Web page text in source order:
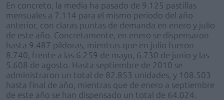
En concreto, la media ha pasado de 9.125 pastillas
mensuales a 7.114 para el mismo periodo del año
anterior, con claras puntas de demanda en enero y julio
de este año. Concretamente, en enero se dispensaron
hasta 9.487 píldoras, mientras que en julio fueron
8.740, frente a las 6.259 de mayo, 6.730 de junio y las
5.608 de agosto. Hasta septiembre de 2010 se
administraron un total de 82.853 unidades, y 108.503
hasta final de año, mientras que de enero a septiembre
de este año se han dispensado un total de 64.024.